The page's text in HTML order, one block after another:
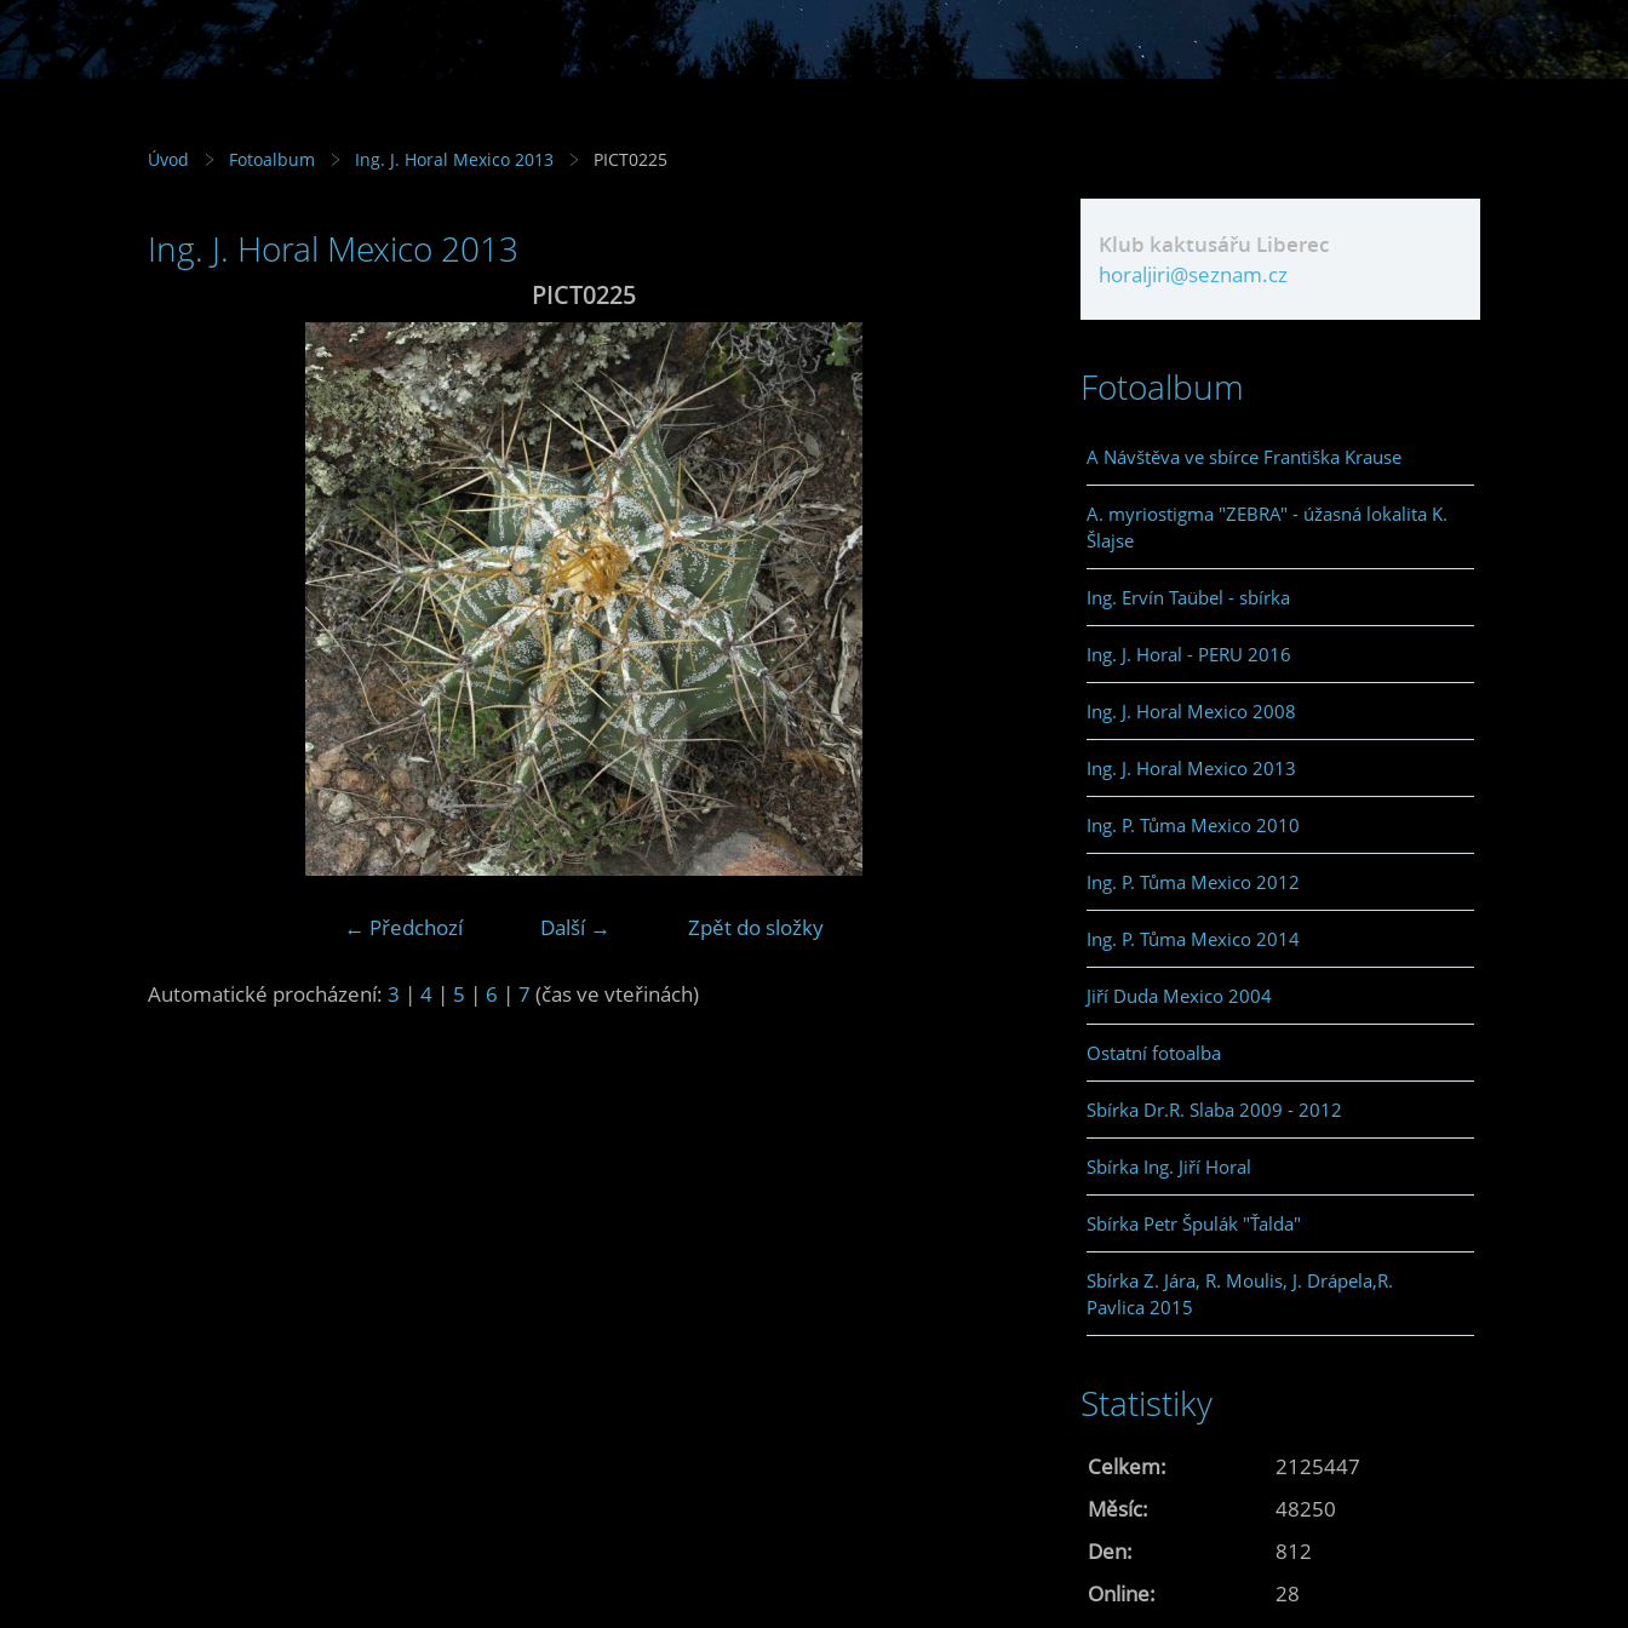
Úvod Fotoalbum Ing. J. Horal Mexico 2013 PICT0225
Ing. J. Horal Mexico 2013
PICT0225
← Předchozí Další → Zpět do složky
Automatické procházení: 3 | 4 | 5 | 6 | 7 (čas ve vteřinách)
Klub kaktusářu Liberec
horaljiri@seznam.cz
Fotoalbum
A Návštěva ve sbírce Františka Krause
A. myriostigma "ZEBRA" - úžasná lokalita K.
Šlajse
Ing. Ervín Taübel - sbírka
Ing. J. Horal - PERU 2016
Ing. J. Horal Mexico 2008
Ing. J. Horal Mexico 2013
Ing. P. Tůma Mexico 2010
Ing. P. Tůma Mexico 2012
Ing. P. Tůma Mexico 2014
Jiří Duda Mexico 2004
Ostatní fotoalba
Sbírka Dr.R. Slaba 2009 - 2012
Sbírka Ing. Jiří Horal
Sbírka Petr Špulák "Ťalda"
Sbírka Z. Jára, R. Moulis, J. Drápela,R.
Pavlica 2015
Statistiky
Online: 28
Celkem:
2125447
Měsíc:
48250
Den:
812